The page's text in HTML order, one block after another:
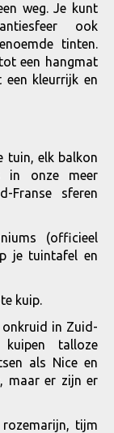
weg. Je kunt
ook
tinten.
een hangmat
een kleurrijk en
tuin, elk balkon
in onze meer
Franse sferen
(officieel
je tuintafel en
kuip.
onkruid in Zuid-
talloze
als Nice en
maar er zijn er
rozemarijn, tijm